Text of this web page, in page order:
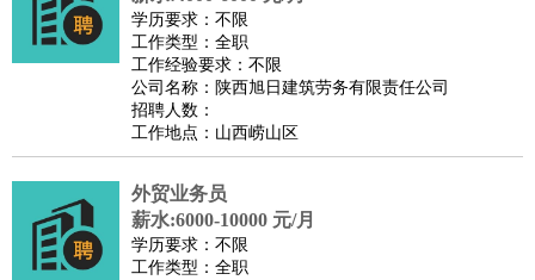
学历要求：不限
工作类型：全职
工作经验要求：不限
公司名称：陕西旭日建筑劳务有限责任公司
招聘人数：
工作地点：山西崂山区
外贸业务员
薪水:6000-10000 元/月
学历要求：不限
工作类型：全职